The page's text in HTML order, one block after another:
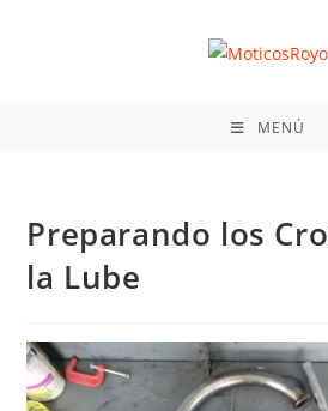
MENÚ
Preparando los
la Lube